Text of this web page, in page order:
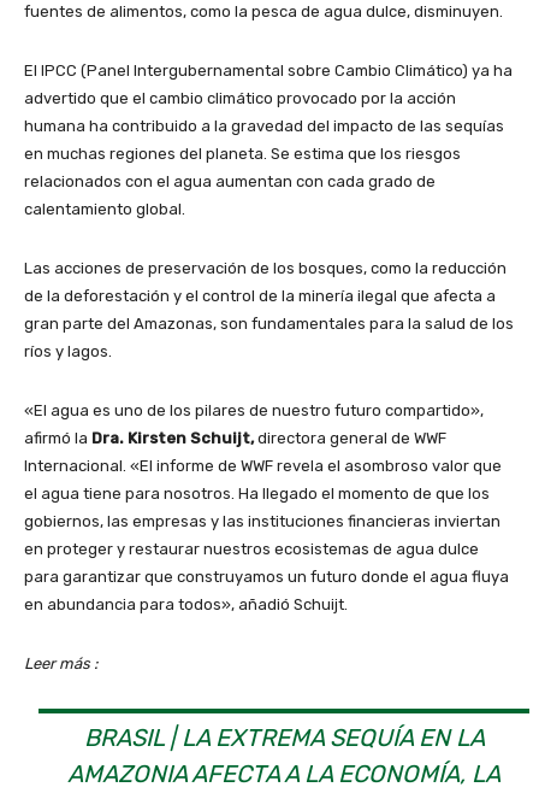
fuentes de alimentos, como la pesca de agua dulce, disminuyen.
El IPCC (Panel Intergubernamental sobre Cambio Climático) ya ha
advertido que el cambio climático provocado por la acción
humana ha contribuido a la gravedad del impacto de las sequías
en muchas regiones del planeta. Se estima que los riesgos
relacionados con el agua aumentan con cada grado de
calentamiento global.
Las acciones de preservación de los bosques, como la reducción
de la deforestación y el control de la minería ilegal que afecta a
gran parte del Amazonas, son fundamentales para la salud de los
ríos y lagos.
«El agua es uno de los pilares de nuestro futuro compartido»,
afirmó la Dra. Kirsten Schuijt,directora general de WWF
Internacional. «El informe de WWF revela el asombroso valor que
el agua tiene para nosotros. Ha llegado el momento de que los
gobiernos, las empresas y las instituciones financieras inviertan
en proteger y restaurar nuestros ecosistemas de agua dulce
para garantizar que construyamos un futuro donde el agua fluya
en abundancia para todos», añadió Schuijt.
Leer más :
BRASIL | LA EXTREMA SEQUÍA EN LA
AMAZONIA AFECTA A LA ECONOMÍA, LA